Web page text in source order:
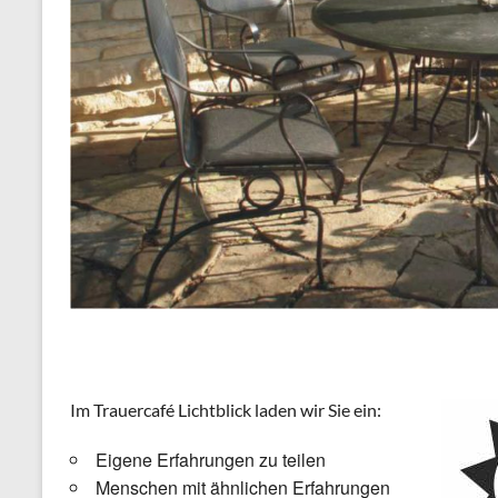
Im Trauercafé Lichtblick laden wir Sie ein:
Eigene Erfahrungen zu teilen
Menschen mit ähnlichen Erfahrungen